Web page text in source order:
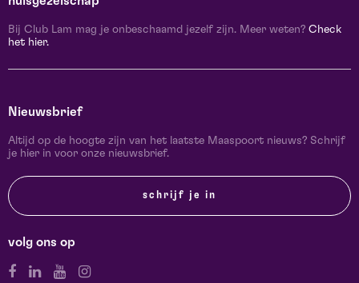
Bij Club Lam mag je onbeschaamd jezelf zijn. Meer weten? Check
het hier.
Nieuwsbrief
Altijd op de hoogte zijn van het laatste Maaspoort nieuws? Schrijf
je hier in voor onze nieuwsbrief.
schrijf je in
volg ons op